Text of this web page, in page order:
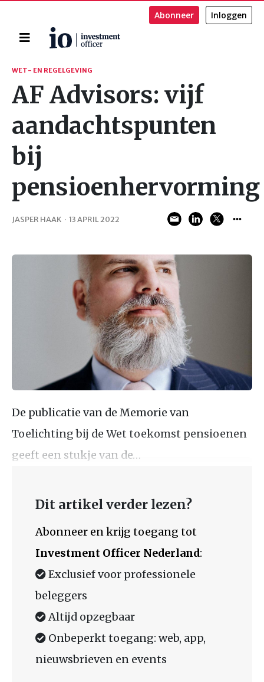
Home
Abonneer Inloggen
Zoeken
WET- EN REGELGEVING
AF Advisors: vijf
aandachtspunten
bij
pensioenhervorming
JASPER HAAK · 13 APRIL 2022
De publicatie van de Memorie van
Toelichting bij de Wet toekomst pensioenen
geeft een stukje van de…
Dit artikel verder lezen?
Abonneer en krijg toegang tot
Investment Officer Nederland:
Exclusief voor professionele
beleggers
Altijd opzegbaar
Onbeperkt toegang: web, app,
nieuwsbrieven en events